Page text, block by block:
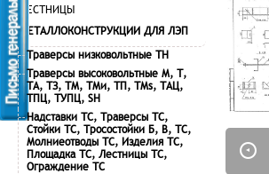
ЛЕСТНИЦЫ
МЕТАЛЛОКОНСТРУКЦИИ ДЛЯ ЛЭП
Траверсы низковольтные ТН
Траверсы высоковольтные М, Т,
ТА, ТЗ, ТМ, ТМи, ТП, ТМs, ТАЦ,
ТПЦ, ТУПЦ, SH
Надставки ТС, Траверсы ТС,
Стойки ТС, Тросостойки Б, В, ТС,
Молниеотводы ТС, Изделия ТС,
Площадка ТС, Лестницы ТС,
Ограждение ТС